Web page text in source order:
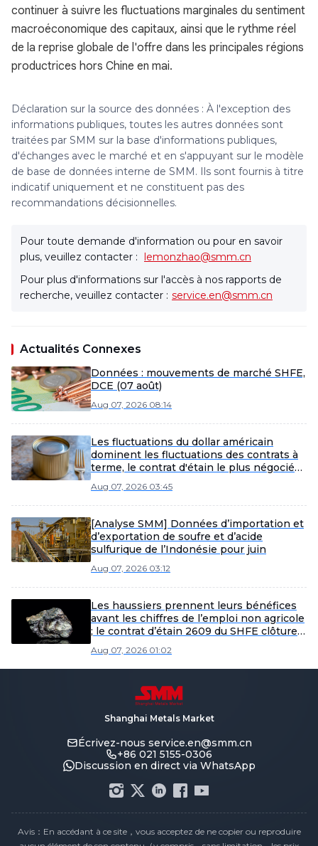
continuer à suivre les fluctuations marginales du sentiment
macroéconomique des capitaux, ainsi que le rythme réel
de la reprise globale de l'offre dans les principales régions
productrices hors Chine en mai.
Déclaration sur la source des données : À l'exception des
informations publiques, toutes les autres données sont
traitées par SMM sur la base d'informations publiques,
d'échanges avec le marché et en s'appuyant sur le modèle
de base de données interne de SMM. Ils sont fournis à titre
indicatif uniquement et ne constituent pas des
recommandations décisionnelles.
Pour toute demande d'information ou pour en savoir
plus, veuillez contacter : lemonzhao@smm.cn
Pour plus d'informations sur l'accès à nos rapports de
recherche, veuillez contacter : service.en@smm.cn
Actualités Connexes
Données : mouvements de marché SHFE,
DCE (07 août)
Aug 07, 2026 08:14
Les fluctuations du dollar américain
dominent les fluctuations des contrats à
terme, le contrat d'étain le plus négocié
[Revue de midi de l'étain SMM]
Aug 07, 2026 03:45
[Analyse SMM] Données d’importation et
d’exportation de soufre et d’acide
sulfurique de l’Indonésie pour juin
Aug 07, 2026 03:12
Les haussiers prennent leurs bénéfices
avant les chiffres de l’emploi non agricole
; le contrat d’étain 2609 du SHFE clôture
tonne [Rapport matinal de SMM sur
l’étain]
Aug 07, 2026 01:02
Shanghai Metals Market
Écrivez-nous service.en@smm.cn
+86 021 5155-0306
Discussion en direct via WhatsApp
Avis：En accédant à ce site，vous acceptez de ne copier ou reproduire